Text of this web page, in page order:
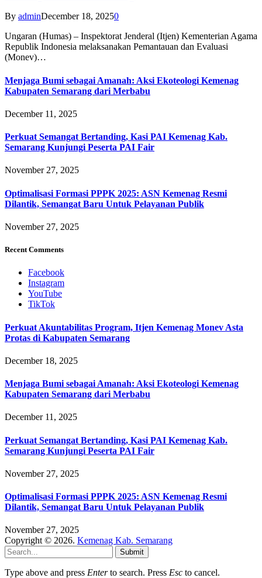
By adminDecember 18, 20250
Ungaran (Humas) – Inspektorat Jenderal (Itjen) Kementerian Agama
Republik Indonesia melaksanakan Pemantauan dan Evaluasi
(Monev)…
Menjaga Bumi sebagai Amanah: Aksi Ekoteologi Kemenag
Kabupaten Semarang dari Merbabu
December 11, 2025
Perkuat Semangat Bertanding, Kasi PAI Kemenag Kab.
Semarang Kunjungi Peserta PAI Fair
November 27, 2025
Optimalisasi Formasi PPPK 2025: ASN Kemenag Resmi
Dilantik, Semangat Baru Untuk Pelayanan Publik
November 27, 2025
Recent Comments
Facebook
Instagram
YouTube
TikTok
Perkuat Akuntabilitas Program, Itjen Kemenag Monev Asta
Protas di Kabupaten Semarang
December 18, 2025
Menjaga Bumi sebagai Amanah: Aksi Ekoteologi Kemenag
Kabupaten Semarang dari Merbabu
December 11, 2025
Perkuat Semangat Bertanding, Kasi PAI Kemenag Kab.
Semarang Kunjungi Peserta PAI Fair
November 27, 2025
Optimalisasi Formasi PPPK 2025: ASN Kemenag Resmi
Dilantik, Semangat Baru Untuk Pelayanan Publik
November 27, 2025
Copyright © 2026. Kemenag Kab. Semarang
Submit
Type above and press Enterto search. Press Esc to cancel.